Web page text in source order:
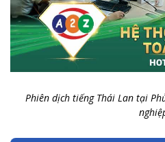
Phiên dịch tiếng Thái Lan tại